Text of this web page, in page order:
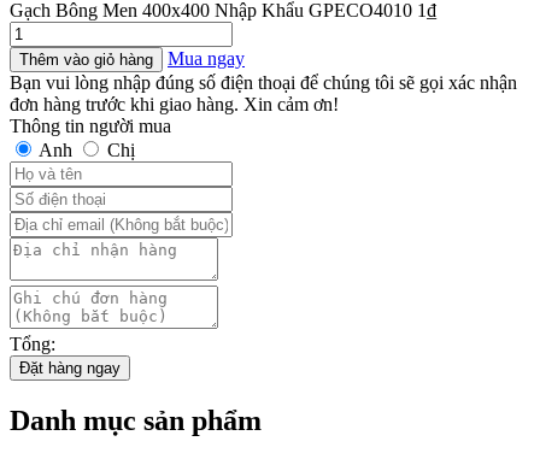
Gạch Bông Men 400x400 Nhập Khẩu GPECO4010 1₫
Gạch
Bông
Men
400x400
Nhập
Khẩu
GPECO4010
số
lượng
Thêm vào giỏ hàng
Mua ngay
Bạn vui lòng nhập đúng số điện thoại để chúng tôi sẽ gọi xác nhận
đơn hàng trước khi giao hàng. Xin cảm ơn!
Thông tin người mua
Anh
Chị
Tổng:
Đặt hàng ngay
Danh mục sản phẩm